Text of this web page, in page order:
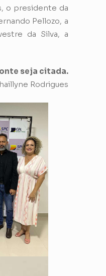
o presidente da
Pellozo, a
da Silva, a
seja citada.
Rodrigues